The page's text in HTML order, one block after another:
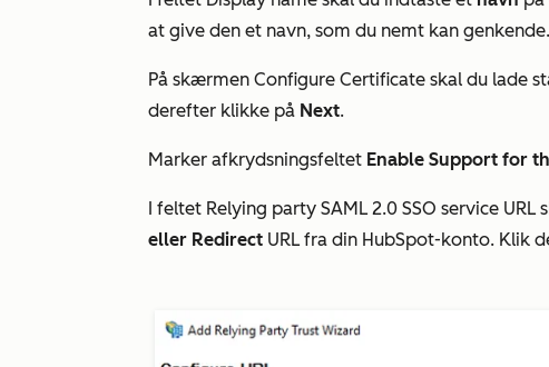
at give den et navn, som du nemt kan
På skærmen Configure Certificate skal du lade
derefter klikke på Next.
Marker afkrydsningsfeltet Enable Support for
I feltet Relying party SAML 2.0 SSO service URL
eller Redirect URL fra din HubSpot-konto. Klik